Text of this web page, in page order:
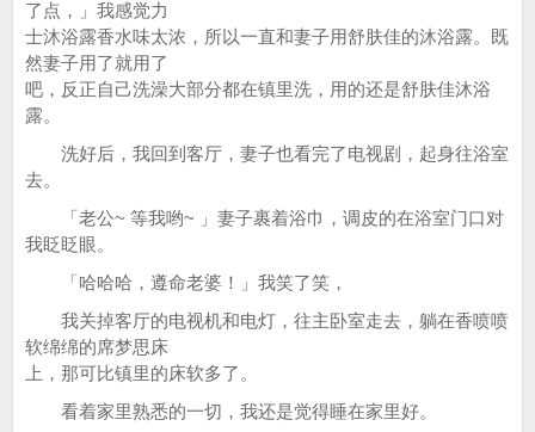
了点，」我感觉力
士沐浴露香水味太浓，所以一直和妻子用舒肤佳的沐浴露。既
然妻子用了就用了
吧，反正自己洗澡大部分都在镇里洗，用的还是舒肤佳沐浴
露。
洗好后，我回到客厅，妻子也看完了电视剧，起身往浴室
去。
「老公~ 等我哟~ 」妻子裹着浴巾，调皮的在浴室门口对
我眨眨眼。
「哈哈哈，遵命老婆！」我笑了笑，
我关掉客厅的电视机和电灯，往主卧室走去，躺在香喷喷
软绵绵的席梦思床
上，那可比镇里的床软多了。
看着家里熟悉的一切，我还是觉得睡在家里好。